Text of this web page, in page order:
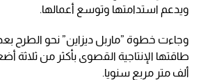
ويدعم استدامتها وتوسع أعمالها.
وجاءت خطوة ”ماربل ديزاين” نحو الطرح
ألف متر مربع سنويا.